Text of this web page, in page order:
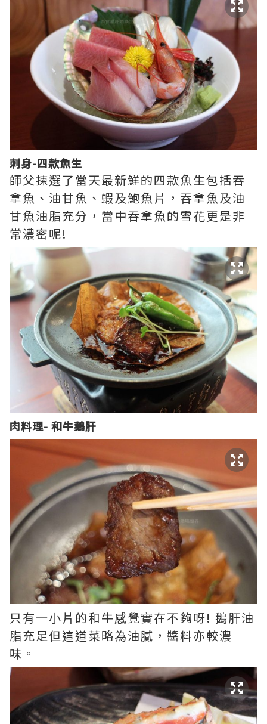
刺身-四款魚生
師父揀選了當天最新鮮的四款魚生包括吞
拿魚、油甘魚、蝦及鮑魚片，吞拿魚及油
甘魚油脂充分，當中吞拿魚的雪花更是非
常濃密呢!
肉料理- 和牛鵝肝
只有一小片的和牛感覺實在不夠呀! 鵝肝油
脂充足但這道菜略為油膩，醬料亦較濃
味。